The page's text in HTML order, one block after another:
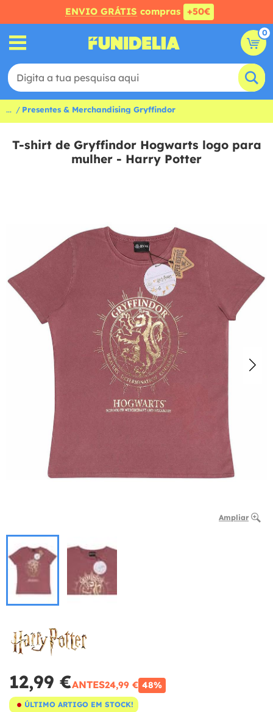
ENVIO GRÁTIS compras +50€
0
... Presentes & Merchandising Gryffindor
T-shirt de Gryffindor Hogwarts logo para
mulher - Harry Potter
Ampliar
12,99 €ANTES24,99 € 48%
ÚLTIMO ARTIGO EM STOCK!